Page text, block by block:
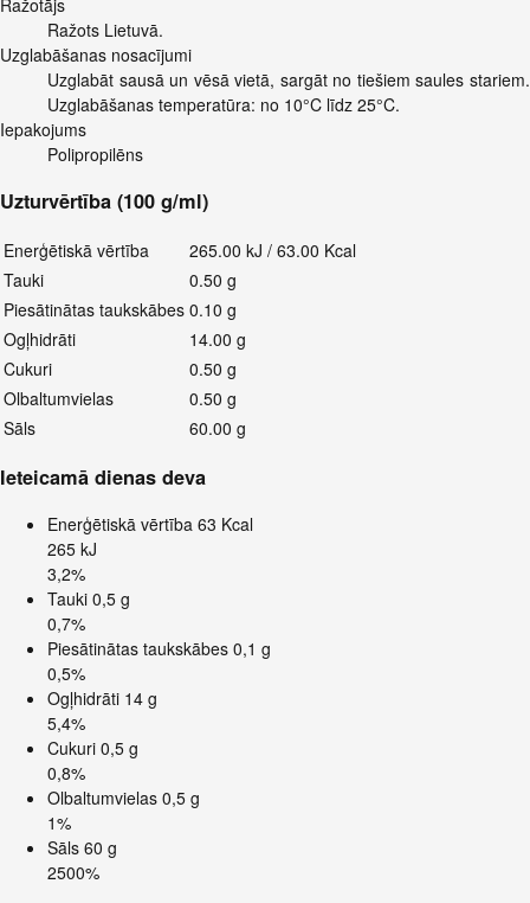
Ražotājs
Ražots Lietuvā.
Uzglabāšanas nosacījumi
Uzglabāt sausā un vēsā vietā, sargāt no tiešiem saules stariem.
Uzglabāšanas temperatūra: no 10°C līdz 25°C.
Iepakojums
Polipropilēns
Uzturvērtība (100 g/ml)
Enerģētiskā vērtība
265.00 kJ / 63.00 Kcal
Tauki
0.50 g
Piesātinātas taukskābes 0.10 g
Ogļhidrāti
14.00 g
Cukuri
0.50 g
Olbaltumvielas
0.50 g
Sāls
60.00 g
Ieteicamā dienas deva
Enerģētiskā vērtība 63 Kcal
265 kJ
3,2%
Tauki 0,5 g
0,7%
Piesātinātas taukskābes 0,1 g
0,5%
Ogļhidrāti 14 g
5,4%
Cukuri 0,5 g
0,8%
Olbaltumvielas 0,5 g
1%
Sāls 60 g
2500%